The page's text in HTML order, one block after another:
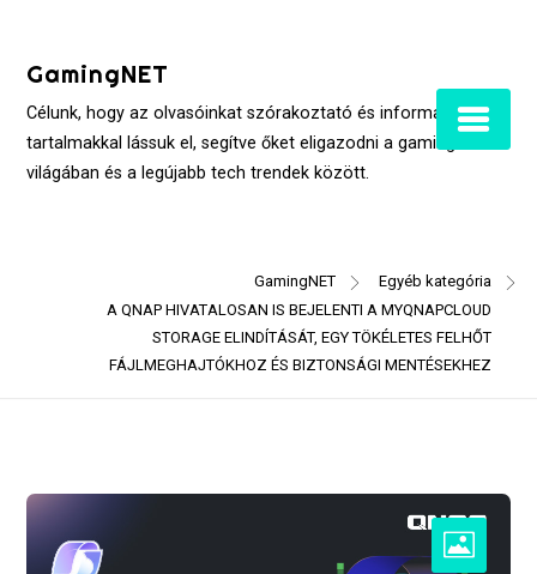
contentGamingNET
Célunk, hogy az olvasóinkat szórakoztató és informatív
tartalmakkal lássuk el, segítve őket eligazodni a gaming
világában és a legújabb tech trendek között.
GamingNET
Egyéb kategória
A QNAP HIVATALOSAN IS BEJELENTI A MYQNAPCLOUD
STORAGE ELINDÍTÁSÁT, EGY TÖKÉLETES FELHŐT
FÁJLMEGHAJTÓKHOZ ÉS BIZTONSÁGI MENTÉSEKHEZ